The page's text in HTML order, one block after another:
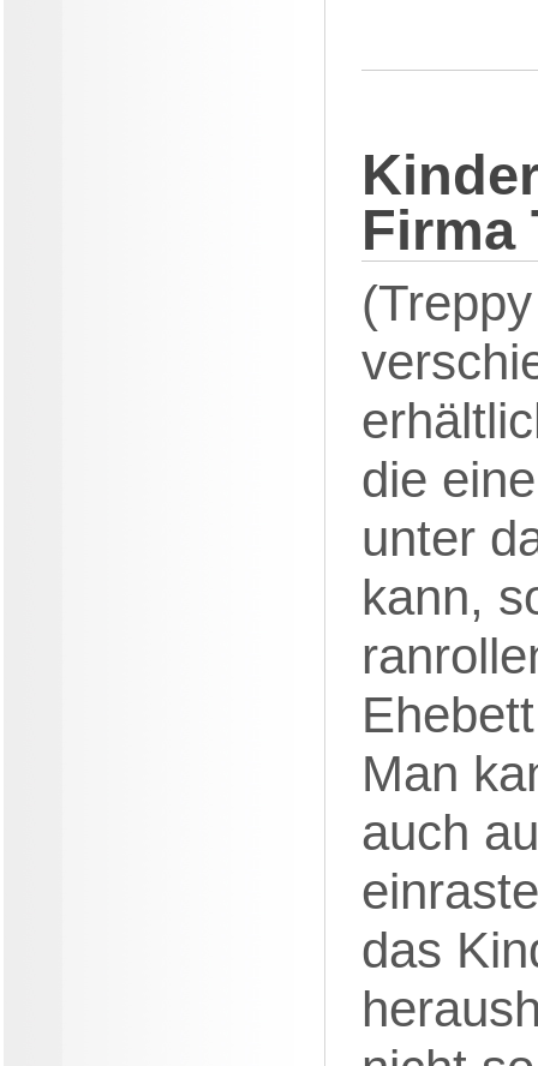
Firma
die
unter
kann,
Man
auch
das